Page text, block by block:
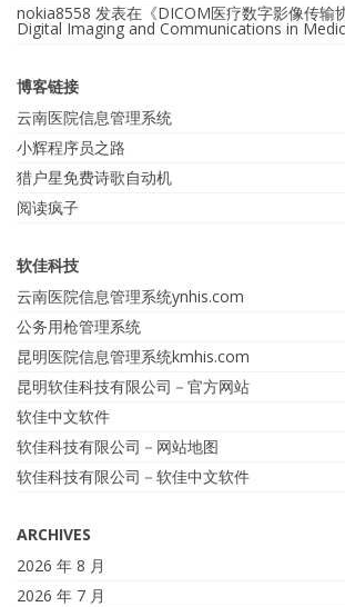
nokia8558 发表在《DICOM医疗数字影像传输
Digital Imaging and Communications in
博客链接
云南医院信息管理系统
小辉程序员之路
猎户星免费诗歌自动机
阅读疯子
软佳科技
云南医院信息管理系统ynhis.com
公务用枪管理系统
昆明医院信息管理系统kmhis.com
昆明软佳科技有限公司－官方网站
软佳中文软件
软佳科技有限公司－网站地图
软佳科技有限公司－软佳中文软件
ARCHIVES
2026 年 8 月
2026 年 7 月